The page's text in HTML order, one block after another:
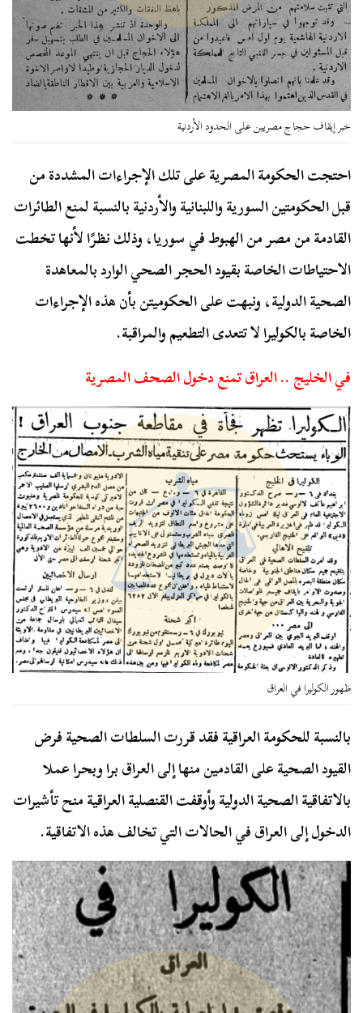
خبر إيقاف حجاج مصريين على الحدود الأردنية
احتجت الحكومة المصرية على تلك الإجراءات المشددة من
قبل الحكومتين السورية واللبنانية والأردنية بالنسبة لمنع الطائرات
القادمة من مصر من الهبوط في سوريا، وذلك نظرًا لأنها تخطت
الاحتياطات الخاصة بقيود الحجر الصحي الوارد بالمعاهدة
الصحية الدولية، ونبهت على الحكوميتن بأن هذه الإجراءات
الخاصة بالكوليرا لا تتعدى التطعيم والمراقبة.
في الخليج .. العراق تمنع دخول الصحف المصرية
ظهور الكوليرا في العراق
بالنسبة للحكومة العراقية فقد قررت السلطات الصحية فرض
القيود الصحية على القادمين منها إلى العراق برا وبحرا عملا
بالاتفاقية الصحية الدولية وأوقفت القنصلية العراقية منح تأشيرات
الدخول إلى العراق في الحالات التي تخالف هذه الاتفاقية.